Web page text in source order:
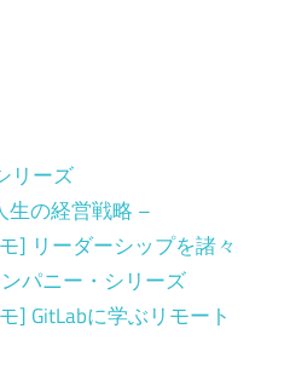
リーズ
生の経営戦略 –
] リーダーシップを諸々
パニー・シリーズ
] GitLabに学ぶリモート